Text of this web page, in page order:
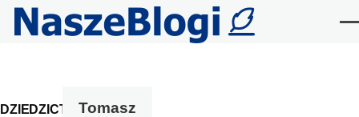
Przejdź do treści
DZIEDZICT
Tomasz